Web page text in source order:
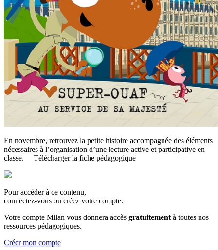
En novembre, retrouvez la petite histoire accompagnée des éléments
nécessaires à l’organisation d’une lecture active et participative en
classe. Télécharger la fiche pédagogique
Pour accéder à ce contenu,
connectez-vous ou créez votre compte.
Votre compte Milan vous donnera accès gratuitement à toutes nos
ressources pédagogiques.
Créer mon compte